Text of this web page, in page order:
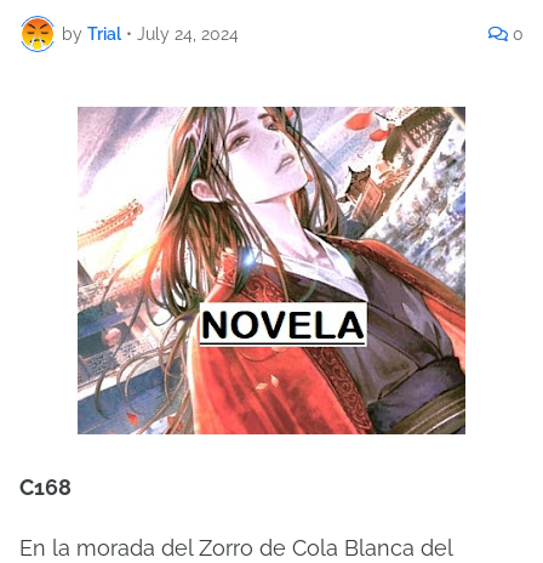
by Trial • July 24, 2024 0
C168
En la morada del Zorro de Cola Blanca del